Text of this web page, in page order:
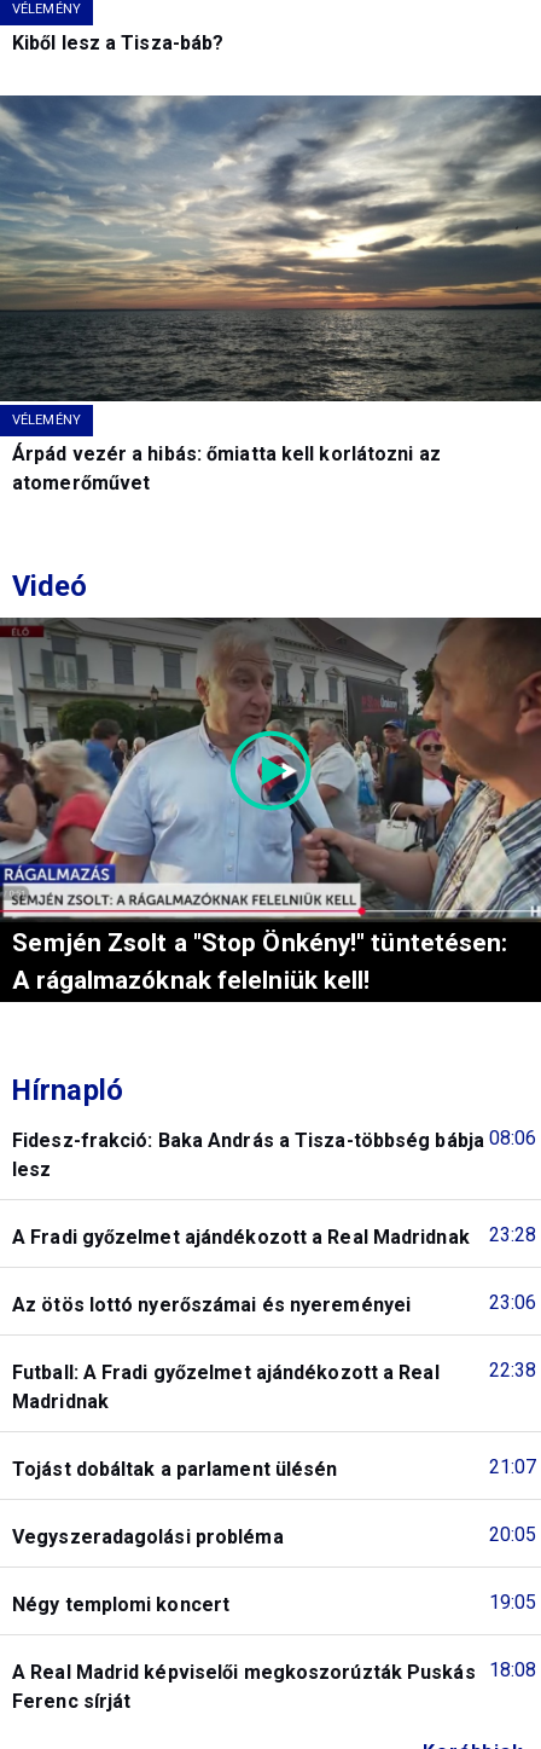
VÉLEMÉNY
Kiből lesz a Tisza-báb?
VÉLEMÉNY
Árpád vezér a hibás: őmiatta kell korlátozni az
atomerőművet
Videó
Semjén Zsolt a "Stop Önkény!" tüntetésen:
A rágalmazóknak felelniük kell!
Hírnapló
08:06
Fidesz-frakció: Baka András a Tisza-többség bábja
lesz
23:28
A Fradi győzelmet ajándékozott a Real Madridnak
23:06
Az ötös lottó nyerőszámai és nyereményei
22:38
Futball: A Fradi győzelmet ajándékozott a Real
Madridnak
21:07
Tojást dobáltak a parlament ülésén
20:05
Vegyszeradagolási probléma
19:05
Négy templomi koncert
18:08
A Real Madrid képviselői megkoszorúzták Puskás
Ferenc sírját